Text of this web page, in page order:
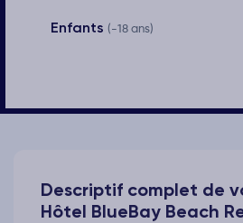
Enfants (-18 ans)
Descriptif complet de
Hôtel BlueBay Beach